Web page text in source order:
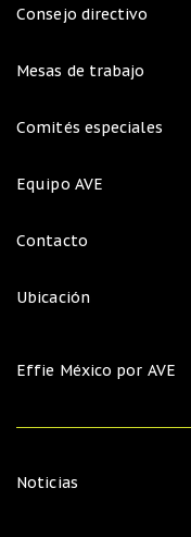
Consejo directivo
Mesas de trabajo
Comités especiales
Equipo AVE
Contacto
Ubicación
Effie México por AVE
Noticias